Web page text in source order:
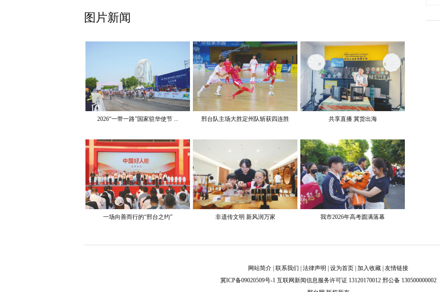
图片新闻
2026“一带一路”国家驻华使节 ... 邢台队主场大胜定州队斩获四连胜 共享直播 冀货出海
一场向善而行的“邢台之约” 非遗传文明 新风润万家 我市2026年高考圆满落幕
网站简介 联系我们 法律声明 设为首页 加入收藏 友情链接
冀ICP备09020509号-1 互联网新闻信息服务许可证 13120170012 邢公备 130500000002